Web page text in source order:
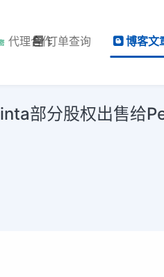
代理合作订单查询 博客文
部分股权出售给